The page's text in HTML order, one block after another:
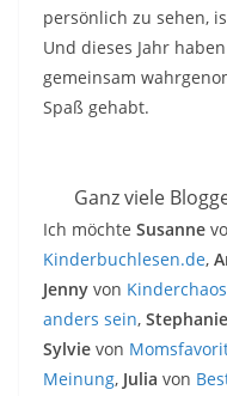
persönlich zu sehen,
Und dieses Jahr
gemeinsam
Spaß gehabt.
Ganz viele
Ich möchte Susanne
Kinderbuchlesen.de,
Jenny von
anders sein, Stephanie
Sylvie von
Meinung, Julia von